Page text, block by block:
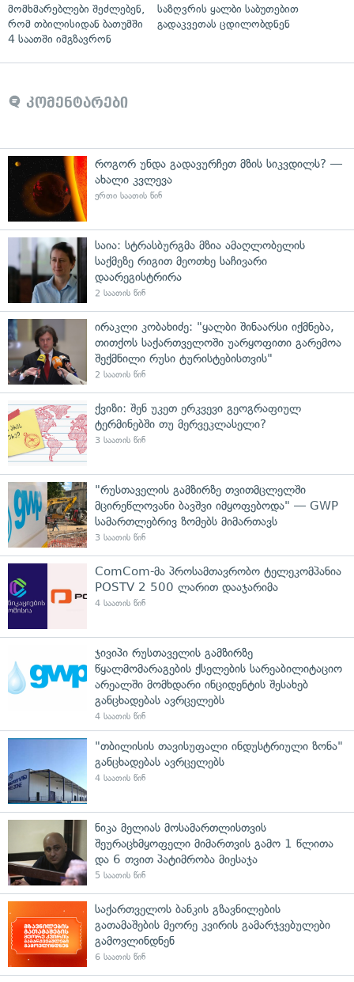
მომხმარებლები შეძლებენ,
რომ თბილისიდან ბათუმში
4 საათში იმგზავრონ
საზღვრის ყალბი საბუთებით
გადაკვეთას ცდილობდნენ
კომენტარები
როგორ უნდა გადავურჩეთ მზის სიკვდილს? —
ახალი კვლევა
ერთი საათის წინ
საია: სტრასბურგმა მზია ამაღლობელის
საქმეზე რიგით მეოთხე საჩივარი
დაარეგისტრირა
2 საათის წინ
ირაკლი კობახიძე: "ყალბი შინაარსი იქმნება,
თითქოს საქართველოში უარყოფითი გარემოა
შექმნილი რუსი ტურისტებისთვის"
2 საათის წინ
ქვიზი: შენ უკეთ ერკვევი გეოგრაფიულ
ტერმინებში თუ მერვეკლასელი?
3 საათის წინ
"რუსთაველის გამზირზე თვითმცლელში
მცირეწლოვანი ბავშვი იმყოფებოდა" — GWP
სამართლებრივ ზომებს მიმართავს
3 საათის წინ
ComCom-მა პროსამთავრობო ტელეკომპანია
POSTV 2 500 ლარით დააჯარიმა
4 საათის წინ
ჯივიპი რუსთაველის გამზირზე
წყალმომარაგების ქსელების სარეაბილიტაციო
არეალში მომხდარი ინციდენტის შესახებ
განცხადებას ავრცელებს
4 საათის წინ
"თბილისის თავისუფალი ინდუსტრიული ზონა"
განცხადებას ავრცელებს
4 საათის წინ
ნიკა მელიას მოსამართლისთვის
შეურაცხმყოფელი მიმართვის გამო 1 წლითა
და 6 თვით პატიმრობა მიესაჯა
5 საათის წინ
საქართველოს ბანკის გზავნილების
გათამაშების მეორე კვირის გამარჯვებულები
გამოვლინდნენ
6 საათის წინ